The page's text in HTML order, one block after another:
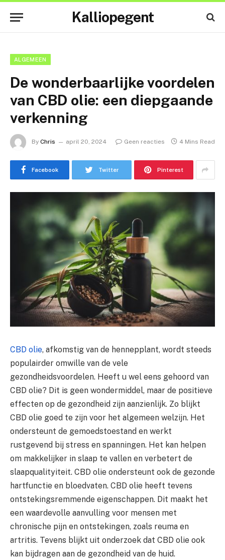
Kalliopegent
ALGEMEEN
De wonderbaarlijke voordelen
van CBD olie: een diepgaande
verkenning
By Chris april 20, 2024 Geen reacties 4 Mins Read
Facebook Twitter Pinterest
CBD olie, afkomstig van de hennepplant, wordt steeds
populairder omwille van de vele
gezondheidsvoordelen. Heeft u wel eens gehoord van
CBD olie? Dit is geen wondermiddel, maar de positieve
effecten op de gezondheid zijn aanzienlijk. Zo blijkt
CBD olie goed te zijn voor het algemeen welzijn. Het
ondersteunt de gemoedstoestand en werkt
rustgevend bij stress en spanningen. Het kan helpen
om makkelijker in slaap te vallen en verbetert de
slaapqualityiteit. CBD olie ondersteunt ook de gezonde
hartfunctie en bloedvaten. CBD olie heeft tevens
ontstekingsremmende eigenschappen. Dit maakt het
een waardevolle aanvulling voor mensen met
chronische pijn en ontstekingen, zoals reuma en
artritis. Tevens blijkt uit onderzoek dat CBD olie ook
kan bijdragen aan de gezondheid van de huid.